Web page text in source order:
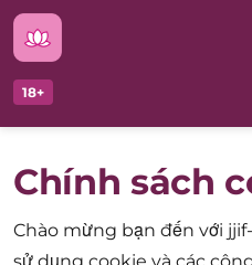
18+
Chính sách
Chào mừng bạn đến với